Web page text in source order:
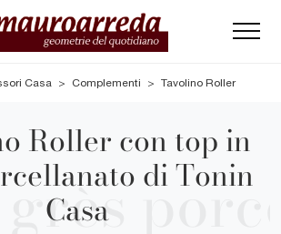
Casa > Complementi > Tavolino Roller
Roller con top in
di Tonin
Casa